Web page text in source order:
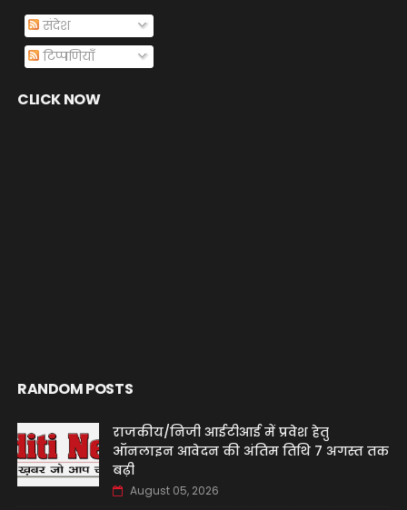
संदेश
टिप्पणियाँ
CLICK NOW
RANDOM POSTS
राजकीय/निजी आईटीआई में प्रवेश हेतु
ऑनलाइन आवेदन की अंतिम तिथि 7 अगस्त तक
बढ़ी
August 05, 2026